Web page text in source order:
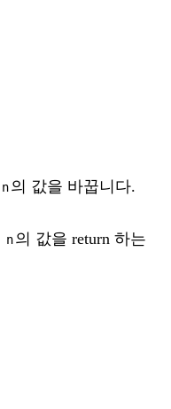
n의 값을 바꿉니다.
n의 값을 return 하는